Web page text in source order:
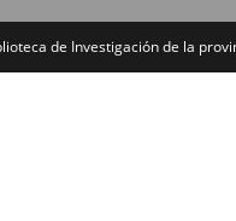
de Investigación de la